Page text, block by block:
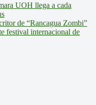
UOH llega a cada
de “Rancagua Zombi”
festival internacional de